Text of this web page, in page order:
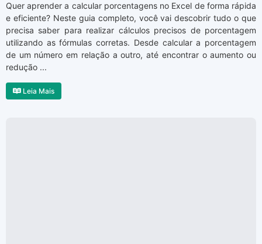
Quer aprender a calcular porcentagens no Excel de forma rápida
e eficiente? Neste guia completo, você vai descobrir tudo o que
precisa saber para realizar cálculos precisos de porcentagem
utilizando as fórmulas corretas. Desde calcular a porcentagem
de um número em relação a outro, até encontrar o aumento ou
redução ...
Leia Mais